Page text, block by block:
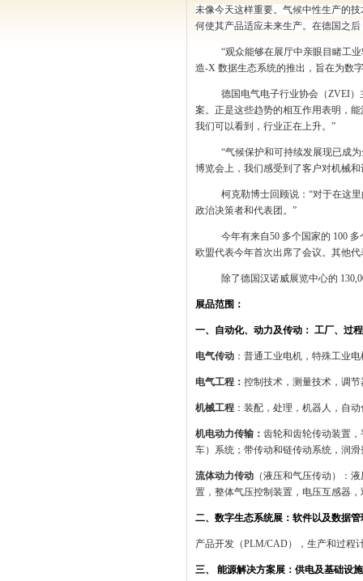
未像今天这样重要。气候中性生产的
何使其产品适应未来生产。在德国之
“观众能够在展厅中亲眼目睹工
造-X 数据生态系统的推出，旨在为数
德国电气电子行业协会（ZVEI
案。正是这些趋势的相互作用表明，
我们可以看到，行业正在上升。”
“气候保护和可持续发展现已成
博览会上，我们感受到了客户对机械
柯克勒博士回顾说：“对于在这
政治决策者和代表团。”
今年有来自50 多个国家的 100 多
欧盟代表今年首次出席了会议。其他
除了德国汉诺威展览中心的
展品范围：
一、自动化、动力及传动： 工厂、过
电气传动 ：普通工业电机，特殊工业
电气工程： 控制技术，测量技术，调
机械工程 ：装配，处理，机器人，自
机电动力传输： 齿轮和齿轮传动装置
车）系统；带传动和链传动系统，润
流体动力传动 （液压和气压传动）：
置，整体气压控制装置，电压互感器
二、 数字生态系统展： 软件以及数据管
产品开发（PLM/CAD），生产和过程
三、 能源解决方案展： 供电及基础设施